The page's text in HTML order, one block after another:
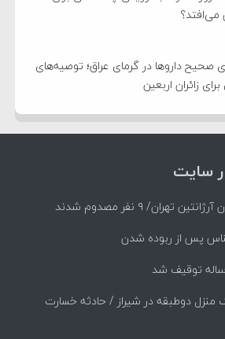
می‌افتد؟
صحیح داروها در گرمای عراق؛ توصیه‌های
زائران اربعین
سایت
۹ نفر مصدوم شدند
پس از ربوده شدن
توقیف شد
دوطبقه در شیراز / حادثه خسارت